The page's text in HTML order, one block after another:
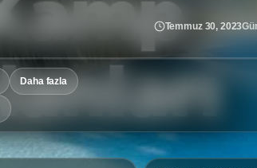
Temmuz 30, 2023
Daha fazla